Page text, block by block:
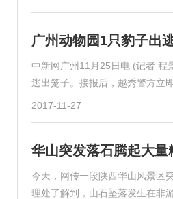
广州动物园1只豹子出
中新网广州11月25日电 (记者 程
逃出笼子。接报后，越秀警方立
2017-11-27
华山突发落石腾起大量
今天，网传一段陕西华山风景区
理处了解到，山石坠落发生在非